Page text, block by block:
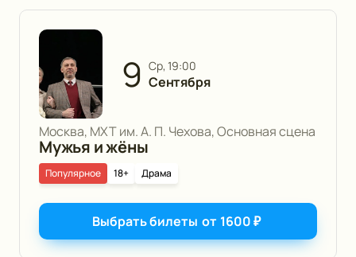
9 ср, 19:00
Сентября
Москва, МХТ им. А. П. Чехова, Основная сцена
Мужья и жёны
18+ Драма
Популярное
Выбрать билеты от 1600₽